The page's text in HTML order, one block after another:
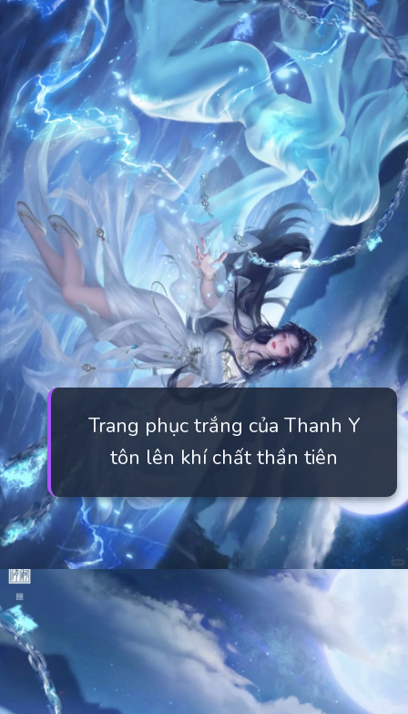
Trang phục trắng của Thanh Y
tôn lên khí chất thần tiên
Đang mở https://manhua.edu.vn/thanh-y